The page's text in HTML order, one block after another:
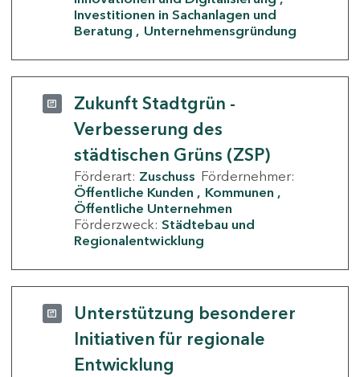
Investitionen in Sachanlagen und
Beratung
Unternehmensgründung
Zukunft Stadtgrün -
Verbesserung des
städtischen Grüns (ZSP)
Förderart: Zuschuss Fördernehmer:
Öffentliche Kunden
Kommunen
Öffentliche Unternehmen
Förderzweck: Städtebau und
Regionalentwicklung
Unterstützung besonderer
Initiativen für regionale
Entwicklung